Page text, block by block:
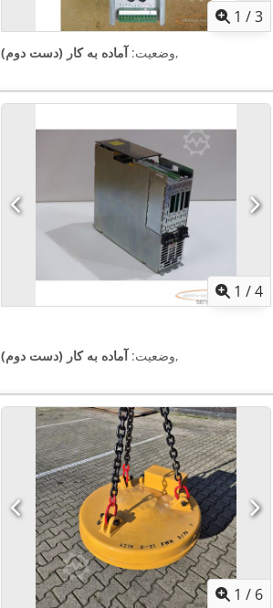
1 /3
وضعیت: آماده به کار (دست دوم) ,
1 /4
وضعیت: آماده به کار (دست دوم) ,
1 / 6